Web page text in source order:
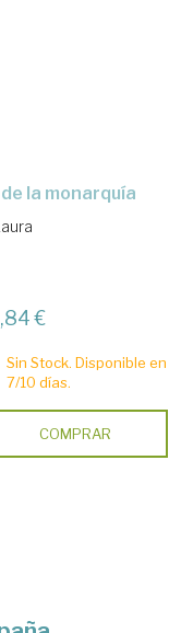
la monarquía
€
Sin Stock. Disponible en
7/10 días.
COMPRAR